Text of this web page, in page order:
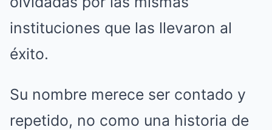
instituciones que las llevaron al
éxito.
Su nombre merece ser contado y
repetido, no como una historia de